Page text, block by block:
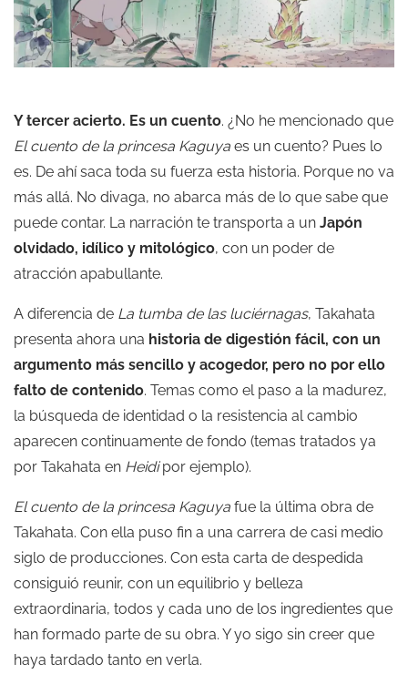
Y tercer acierto. Es un cuento. ¿No he mencionado que
El cuento de la princesa Kaguya es un cuento? Pues lo
es. De ahí saca toda su fuerza esta historia. Porque no va
más allá. No divaga, no abarca más de lo que sabe que
puede contar. La narración te transporta a un Japón
olvidado, idílico y mitológico, con un poder de
atracción apabullante.
A diferencia de La tumba de las luciérnagas, Takahata
presenta ahora una historia de digestión fácil, con un
argumento más sencillo y acogedor, pero no por ello
falto de contenido. Temas como el paso a la madurez,
la búsqueda de identidad o la resistencia al cambio
aparecen continuamente de fondo (temas tratados ya
por Takahata en Heidipor ejemplo).
El cuento de la princesa Kaguya fue la última obra de
Takahata. Con ella puso fin a una carrera de casi medio
siglo de producciones. Con esta carta de despedida
consiguió reunir, con un equilibrio y belleza
extraordinaria, todos y cada uno de los ingredientes que
han formado parte de su obra. Y yo sigo sin creer que
haya tardado tanto en verla.